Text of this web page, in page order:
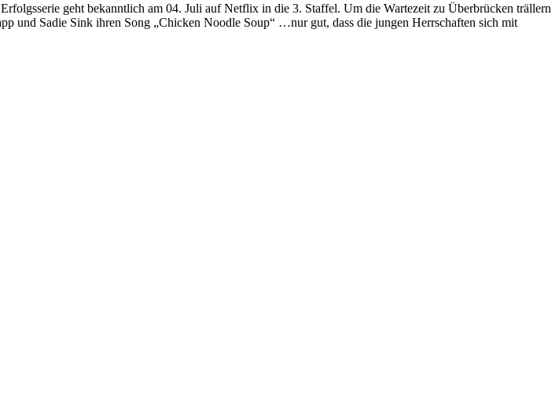
geht bekanntlich am 04. Juli auf Netflix in die 3. Staffel. Um die Wartezeit zu Überbrücken trällern
Sadie Sink ihren Song „Chicken Noodle Soup“ …nur gut, dass die jungen Herrschaften sich mit